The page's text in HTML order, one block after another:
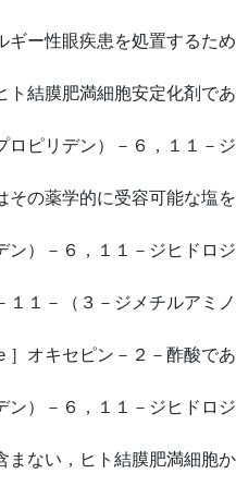
ギー性眼疾患を処置するため
ト結膜肥満細胞安定化剤であ
ロピリデン）－６，１１－ジ
その薬学的に受容可能な塩を
ン）－６，１１－ジヒドロジ
１－（３－ジメチルアミノ
］オキセピン－２－酢酸であ
ン）－６，１１－ジヒドロジ
まない，ヒト結膜肥満細胞か